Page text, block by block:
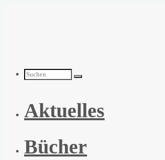
Suchen
nach:
Aktuelles
Bücher